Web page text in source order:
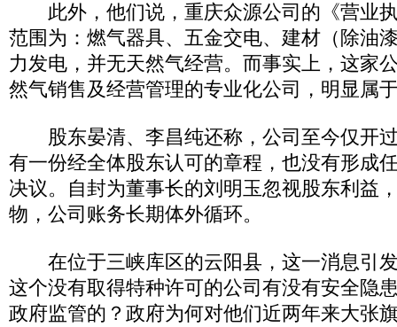
此外，他们说，重庆众源公司的《营业
范围为：燃气器具、五金交电、建材（除油
力发电，并无天然气经营。而事实上，这家
然气销售及经营管理的专业化公司，明显属
股东晏清、李昌纯还称，公司至今仅开
有一份经全体股东认可的章程，也没有形成
决议。自封为董事长的刘明玉忽视股东利益
物，公司账务长期体外循环。
在位于三峡库区的云阳县，这一消息引
这个没有取得特种许可的公司有没有安全隐
政府监管的？政府为何对他们近两年来大张